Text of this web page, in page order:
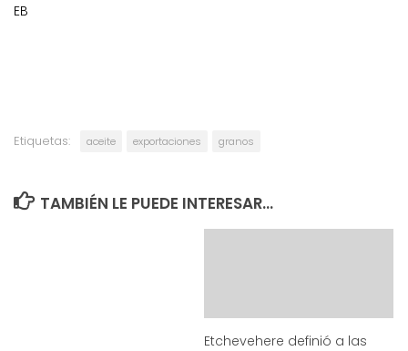
EB
Etiquetas: aceite exportaciones granos
TAMBIÉN LE PUEDE INTERESAR...
Etchevehere definió a las